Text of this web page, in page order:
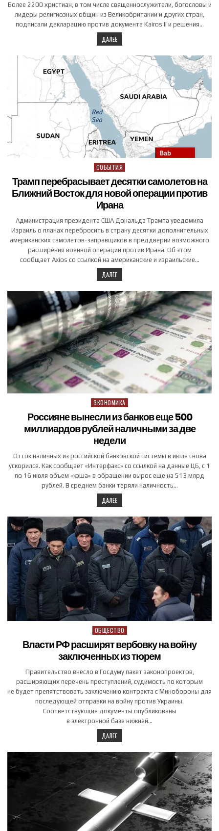
Более 2200 христиан, в том числе священнослужители, богословы и
лидеры религиозных общин из Великобритании и других стран,
подписали декларацию против документа Kairos II и решения…
ДАЛЕЕ
Posted in
СОБЫТИЯ
Трамп перебрасывает десятки самолетов на
Ближний Восток для новой операции против
Ирана
Администрация президента США Дональда Трампа уведомила
Израиль о планах перебросить в страну десятки дополнительных
американских самолетов-заправщиков в преддверии возможного
расширения военной операции против Ирана. Об этом
сообщает Axios со ссылкой на американские и израильские…
ДАЛЕЕ
Posted in
ЭКОНОМИКА
Россияне вынесли из банков еще 500
миллиардов рублей наличными за две
недели
Отток наличных из российской банковской системы в июле снова
ускорился. Как сообщает «Интерфакс» со ссылкой на данные ЦБ, с 1
по 16 июля объем «кэша» в обращении вырос еще на 513 млрд
рублей. В среднем банки теряли наличность…
ДАЛЕЕ
Posted in
ОБЩЕСТВО
Власти РФ расширят вербовку на войну
заключенных из тюрем
Правительство внесло в Госдуму пакет законопроектов,
расширяющих перечень преступлений, судимость по которым
не будет препятствовать заключению контракта с Минобороны для
последующей отправки на войну против Украины.
Соответствующие документы опубликованы
в электронной базе нижней…
ДАЛЕЕ